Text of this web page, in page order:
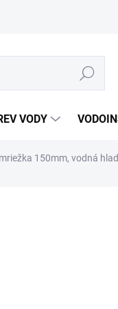
Hľadať
VODY
150mm, vodná